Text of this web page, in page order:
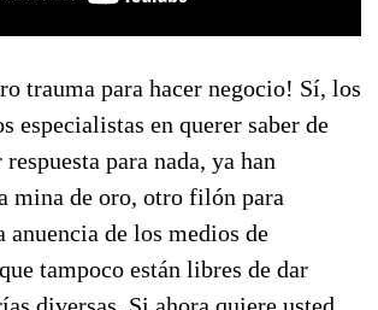
trauma para hacer negocio! Sí, los
especialistas en querer saber de
para nada, ya han
mina de oro, otro filón para
anuencia de los medios de
tampoco están libres de dar